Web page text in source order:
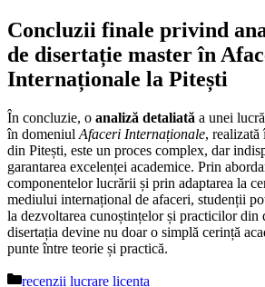
Concluzii finale privind
de disertație master în
Internaționale la Pitești
În concluzie, o analiză detaliată a unei
în domeniul Afaceri Internaționale,
din Pitești, este un proces complex, dar
garantarea excelenței academice. Prin
componentelor lucrării și prin adaptarea la
mediului internațional de afaceri, studenții
la dezvoltarea cunoștințelor și practicilor din
disertația devine nu doar o simplă cerință
punte între teorie și practică.
Categorii
recenzii lucrare licenta